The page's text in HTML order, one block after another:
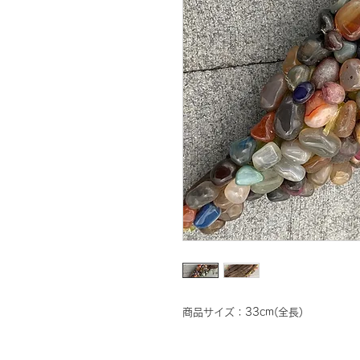
商品サイズ：33cm(全長)